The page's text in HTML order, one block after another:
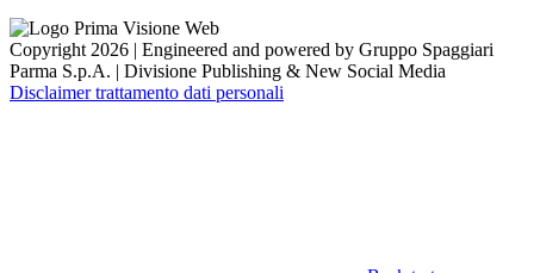
Copyright 2026 | Engineered and powered by Gruppo Spaggiari
Parma S.p.A. | Divisione Publishing & New Social Media
Disclaimer trattamento dati personali